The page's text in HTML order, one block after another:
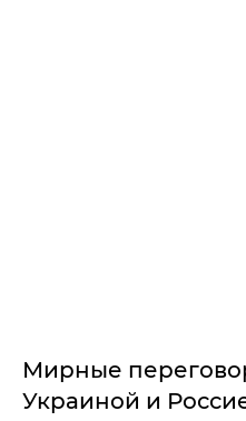
Мирные
Украиной и